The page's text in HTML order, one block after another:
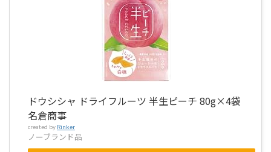
ドウシシャ ドライフルーツ 半生ピーチ 80g×4袋
名倉商事
created by Rinker
ノーブランド品